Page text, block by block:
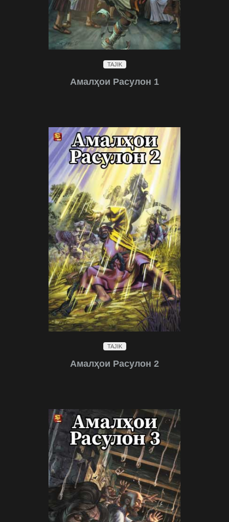
TAJIK
Амалҳои Расулон 1
TAJIK
Амалҳои Расулон 2